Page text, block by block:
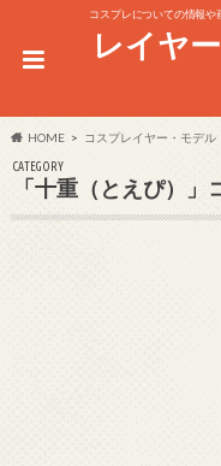
コスプレについての情報や
レイヤ
HOME コスプレイヤー・モデル
CATEGORY
「十重（とえぴ）